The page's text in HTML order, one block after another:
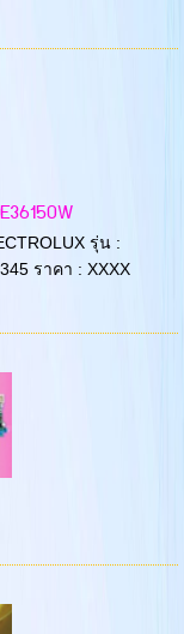
รุ่น :
ราคา : XXXX